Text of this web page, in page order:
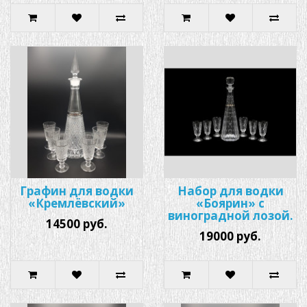
Графин для водки
«Кремлёвский»
14500 руб.
Набор для водки
«Боярин» с
виноградной лозой.
19000 руб.